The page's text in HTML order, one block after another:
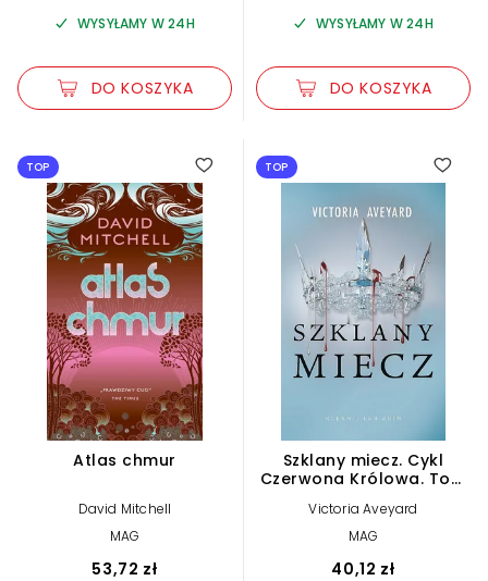
WYSYŁAMY W 24H
DO KOSZYKA
WYSYŁAMY W 24H
DO KOSZYKA
TOP 5.00
Atlas chmur
David Mitchell
MAG
53,72 zł
TOP
Szklany miecz. Cykl
Czerwona Królowa. Tom
Victoria Aveyard
MAG
40,12 zł